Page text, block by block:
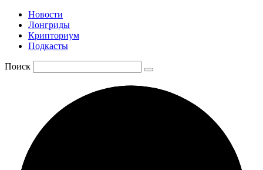
Новости
Лонгриды
Крипториум
Подкасты
Поиск